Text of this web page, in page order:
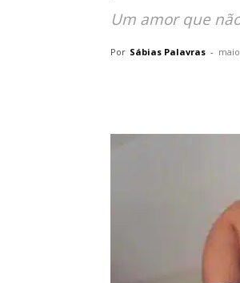
Um amor que
Por Sábias Palavras -